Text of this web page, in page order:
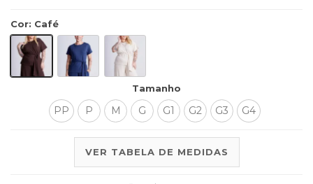
Cor: Café
Tamanho
PP P M G G1 G2 G3 G4
VER TABELA DE MEDIDAS